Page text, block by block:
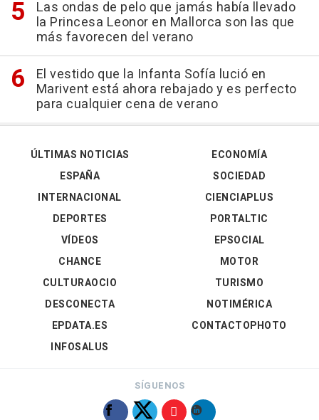
Las ondas de pelo que jamás había llevado
la Princesa Leonor en Mallorca son las que
más favorecen del verano
El vestido que la Infanta Sofía lució en
Marivent está ahora rebajado y es perfecto
para cualquier cena de verano
ÚLTIMAS NOTICIAS
ESPAÑA
INTERNACIONAL
DEPORTES
VÍDEOS
ECONOMÍA
SOCIEDAD
CIENCIAPLUS
PORTALTIC
EPSOCIAL
CHANCE
CULTURAOCIO
DESCONECTA
EPDATA.ES
INFOSALUS
MOTOR
TURISMO
NOTIMÉRICA
CONTACTOPHOTO
SÍGUENOS